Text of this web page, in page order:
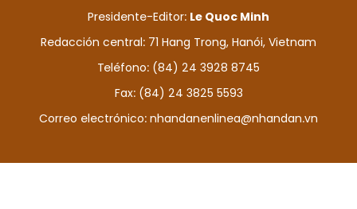
Presidente-Editor: Le Quoc Minh
Redacción central: 71 Hang Trong, Hanói, Vietnam
Teléfono: (84) 24 3928 8745
Fax: (84) 24 3825 5593
Correo electrónico: nhandanenlinea@nhandan.vn